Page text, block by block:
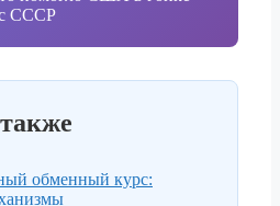
СССР
обменный курс: